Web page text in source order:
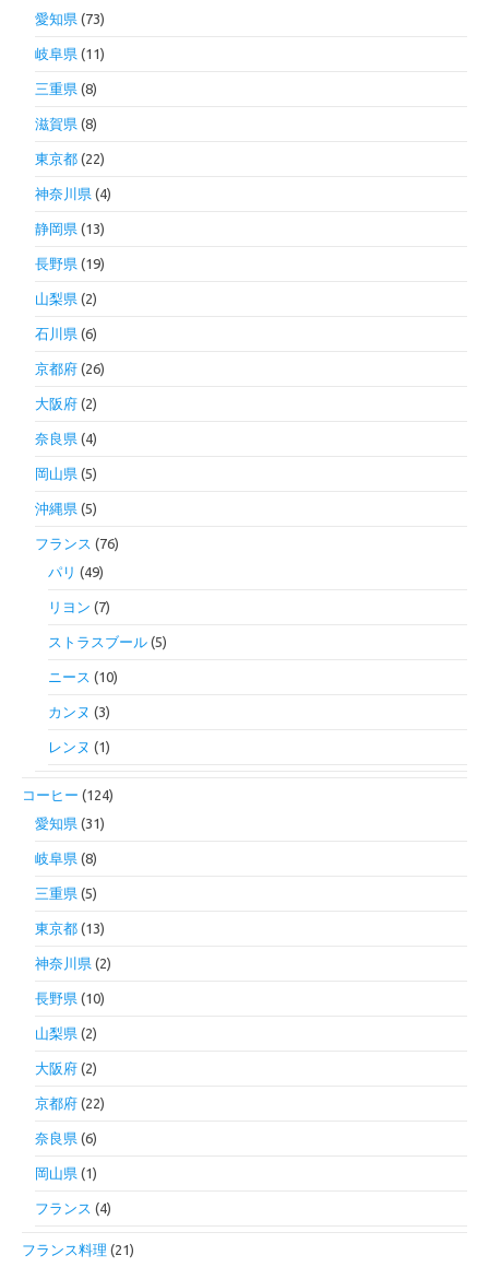
愛知県 (73)
岐阜県 (11)
三重県 (8)
滋賀県 (8)
東京都 (22)
神奈川県 (4)
静岡県 (13)
長野県 (19)
山梨県 (2)
石川県 (6)
京都府 (26)
大阪府 (2)
奈良県 (4)
岡山県 (5)
沖縄県 (5)
フランス (76)
パリ (49)
リヨン (7)
ストラスブール (5)
ニース (10)
カンヌ (3)
レンヌ (1)
コーヒー (124)
愛知県 (31)
岐阜県 (8)
三重県 (5)
東京都 (13)
神奈川県 (2)
長野県 (10)
山梨県 (2)
大阪府 (2)
京都府 (22)
奈良県 (6)
岡山県 (1)
フランス (4)
フランス料理 (21)